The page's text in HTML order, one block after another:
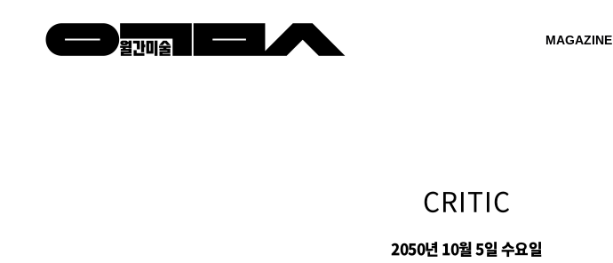
MAGAZINE
CRITIC
2050년 10월 5일 수요일